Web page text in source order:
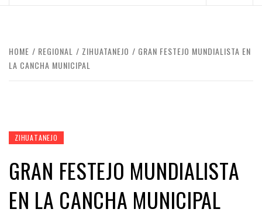
HOME REGIONAL ZIHUATANEJO
GRAN FESTEJO MUNDIALISTA EN
LA CANCHA MUNICIPAL
ZIHUATANEJO
GRAN FESTEJO MUNDIALISTA
EN LA CANCHA MUNICIPAL